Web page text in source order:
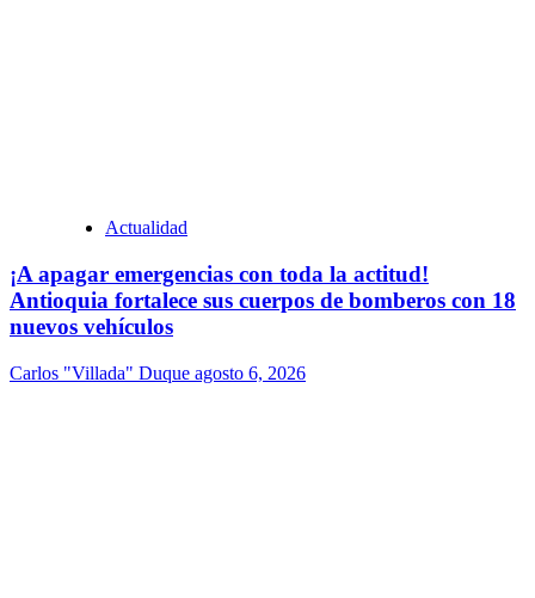
Actualidad
¡A apagar emergencias con toda la actitud!
Antioquia fortalece sus cuerpos de bomberos con 18
nuevos vehículos
Carlos "Villada" Duque agosto 6, 2026